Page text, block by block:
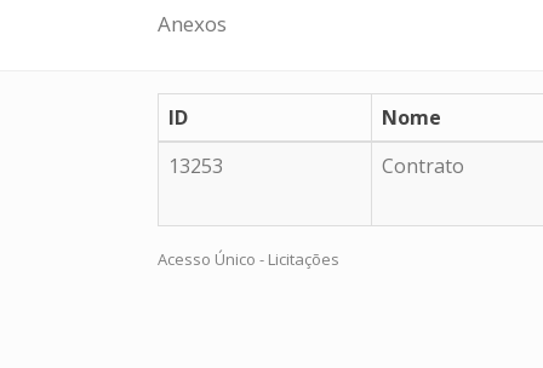
Anexos
ID
Nome
13253
Contrato
Acesso Único - Licitações